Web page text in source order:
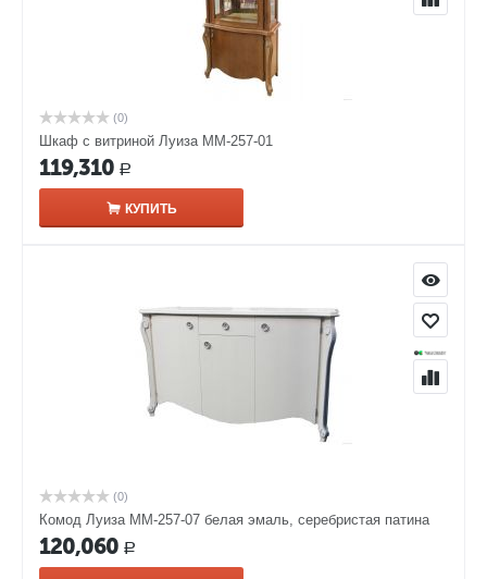
(0)
Шкаф с витриной Луиза ММ-257-01
119,310 Р
КУПИТЬ
(0)
Комод Луиза ММ-257-07 белая эмаль, серебристая патина
120,060 Р